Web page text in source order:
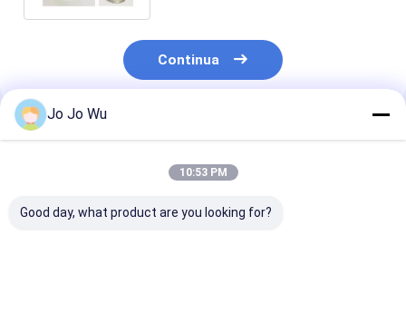
Continua
Prodotti Raccomandati
Jo Jo Wu
10:53 PM
Good day, what product are you looking for?